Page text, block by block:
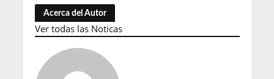
Acerca del Autor
Ver todas las Noticas